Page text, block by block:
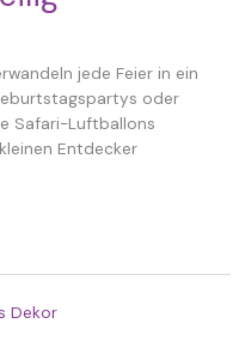
jede Feier in ein
oder
Safari-Luftballons
Entdecker